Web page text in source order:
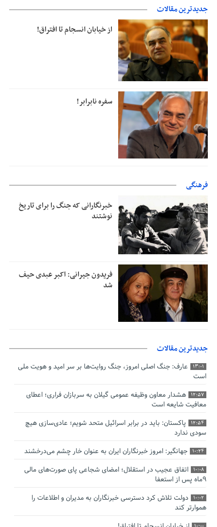
از خیابان انسجام تا افتراق!
جزئیات فعال‌سازی «کیف پول ایران» اعلام شد
جدیدترین مقالات
از خیابان انسجام تا افتراق!
سفره نابرابر!
فرهنگی
خبرنگارانی که جنگ را برای تاریخ
نوشتند
فریدون جیرانی: اکبر عبدی حیف
شد
جدیدترین مقالات
13:01
عارف: جنگ اصلی امروز، جنگ روایت‌ها بر سر امید و هویت ملی
است
12:57
هشدار معاون وظیفه عمومی گیلان به سربازان فراری؛ اعطای
معافیت شایعه است
12:54
پاکستان: باید در برابر اسرائیل متحد شویم؛ عادی‌سازی هیچ
سودی ندارد
10:24 جهانگیر: امروز خبرنگاران ایران به عنوان خار چشم می‌درخشند
10:08
اتفاق عجیب در استقلال؛ امضای شجاعی پای صورت‌های مالی
٩ماه پس از استعفا
10:02
دولت تلاش کرد دسترسی خبرنگاران به مدیران و اطلاعات را
هموارتر کند